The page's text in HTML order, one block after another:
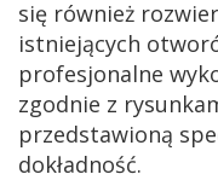
się również
istniejących
profesjonalne
zgodnie z
przedstawioną
dokładność.